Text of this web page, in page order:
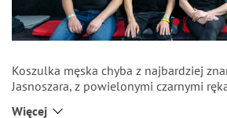
Koszulka męska chyba z najbardziej
Jasnoszara, z powielonymi czarnymi
Więcej